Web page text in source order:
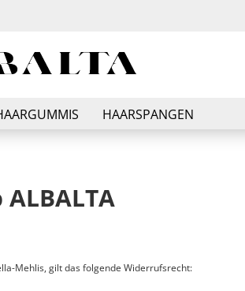
HAARSPANGEN
Mehlis, gilt das folgende Widerrufsrecht: